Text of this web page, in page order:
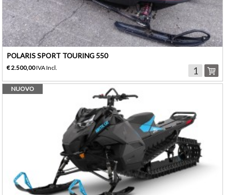
POLARIS SPORT TOURING 550
€ 2.500,00IVA Incl.
NUOVO